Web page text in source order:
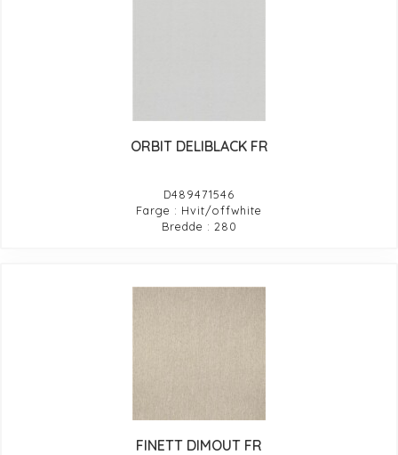
ORBIT DELIBLACK FR
D489471546
Farge : Hvit/offwhite
Bredde : 280
FINETT DIMOUT FR